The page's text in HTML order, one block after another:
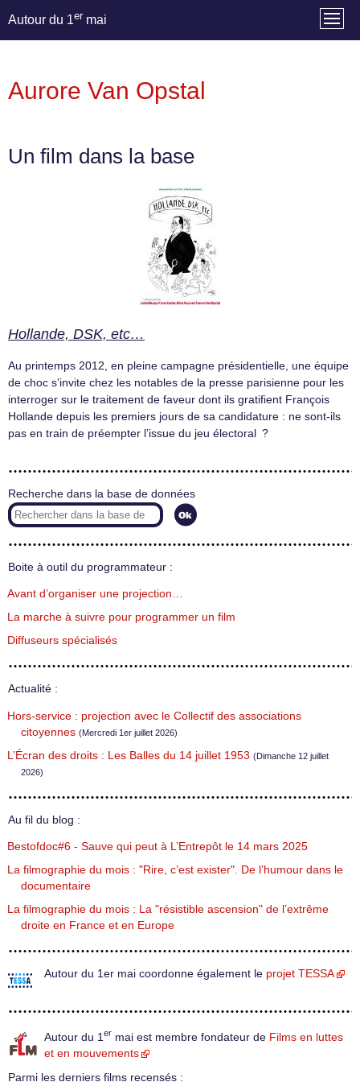
Autour du 1er mai
Aurore Van Opstal
Un film dans la base
Hollande, DSK, etc…
Au printemps 2012, en pleine campagne présidentielle, une équipe
de choc s’invite chez les notables de la presse parisienne pour les
interroger sur le traitement de faveur dont ils gratifient François
Hollande depuis les premiers jours de sa candidature : ne sont-ils
pas en train de préempter l’issue du jeu électoral ?
Recherche dans la base de données
Boite à outil du programmateur :
Avant d’organiser une projection…
La marche à suivre pour programmer un film
Diffuseurs spécialisés
Actualité :
Hors-service : projection avec le Collectif des associations
citoyennes (Mercredi 1er juillet 2026)
L’Écran des droits : Les Balles du 14 juillet 1953 (Dimanche 12 juillet
2026)
Au fil du blog :
Bestofdoc#6 - Sauve qui peut à L’Entrepôt le 14 mars 2025
La filmographie du mois : "Rire, c’est exister". De l’humour dans le
documentaire
La filmographie du mois : La "résistible ascension" de l’extrême
droite en France et en Europe
Autour du 1er mai coordonne également le projet TESSA
Autour du 1 er mai est membre fondateur de Films en luttes
et en mouvements
Parmi les derniers films recensés :